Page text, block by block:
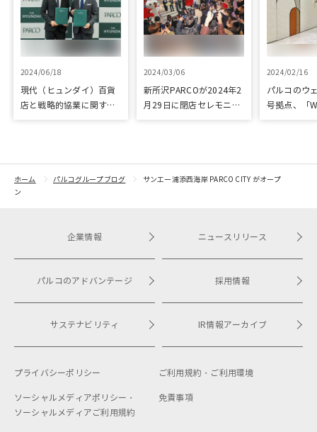
2024/06/18
現代（ヒュンダイ）百貨
店と戦略的協業に関する
2024/03/06
新所沢PARCOが2024年2
月29日に閉店セレモニー
2024/02/16
パルコのウ
号拠点、「
ホーム パルコグループブログ
サンエー浦添西海岸 PARCO CITY がオープ
ン
企業情報
パルコのアドバンテージ
サステナビリティ
ニュースリリース
採用情報
IR情報アーカイブ
プライバシーポリシー ご利用規約・ ご利用環境
ソーシャルメディアポリシー・
ソーシャルメディアご利用規約
免責事項